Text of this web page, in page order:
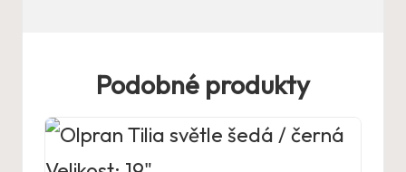
Podobné produkty